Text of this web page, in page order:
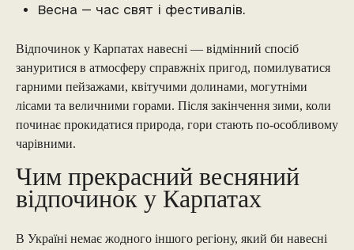
Весна — час свят і фестивалів.
Відпочинок у Карпатах навесні — відмінний спосіб
зануритися в атмосферу справжніх пригод, помилуватися
гарними пейзажами, квітучими долинами, могутніми
лісами та величними горами. Після закінчення зими, коли
починає прокидатися природа, гори стають по-особливому
чарівними.
Чим прекрасний весняний
відпочинок у Карпатах
В Україні немає жодного іншого регіону, який би навесні